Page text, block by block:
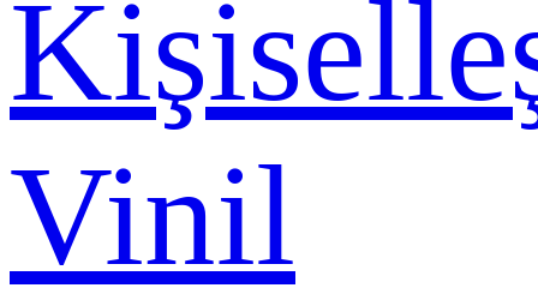
Vinil